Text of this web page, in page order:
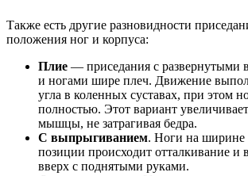
Также есть другие разновидности
положения ног и корпуса:
Плие — приседания с развернутыми
и ногами шире плеч. Движение
угла в коленных суставах, при этом
полностью. Этот вариант
мышцы, не затрагивая бедра.
С выпрыгиванием. Ноги на ширине
позиции происходит отталкивание и
вверх с поднятыми руками.